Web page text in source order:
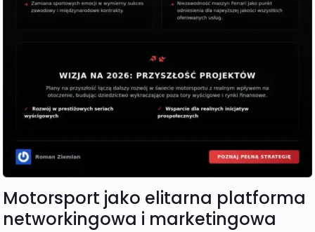
Motorsport jako elitarna platforma
networkingowa i marketingowa